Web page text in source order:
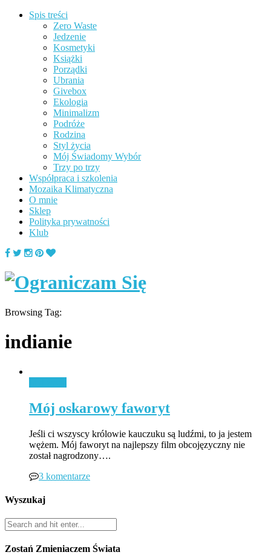
Spis treści
Zero Waste
Jedzenie
Kosmetyki
Książki
Porządki
Ubrania
Givebox
Ekologia
Minimalizm
Podróże
Rodzina
Styl życia
Mój Świadomy Wybór
Trzy po trzy
Współpraca i szkolenia
Mozaika Klimatyczna
O mnie
Sklep
Polityka prywatności
Klub
Browsing Tag:
indianie
Mój oskarowy faworyt
Jeśli ci wszyscy królowie kauczuku są ludźmi, to ja jestem
wężem. Mój faworyt na najlepszy film obcojęzyczny nie
został nagrodzony….
3 komentarze
Wyszukaj
Zostań Zmieniaczem Świata